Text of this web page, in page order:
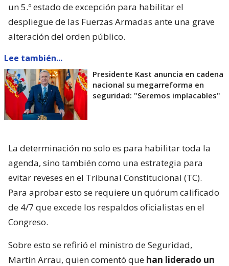
un 5.º estado de excepción para habilitar el
despliegue de las Fuerzas Armadas ante una grave
alteración del orden público.
Lee también...
Presidente Kast anuncia en cadena
nacional su megarreforma en
seguridad: "Seremos implacables"
La determinación no solo es para habilitar toda la
agenda, sino también como una estrategia para
evitar reveses en el Tribunal Constitucional (TC).
Para aprobar esto se requiere un quórum calificado
de 4/7 que excede los respaldos oficialistas en el
Congreso.
Sobre esto se refirió el ministro de Seguridad,
Martín Arrau, quien comentó que han liderado un